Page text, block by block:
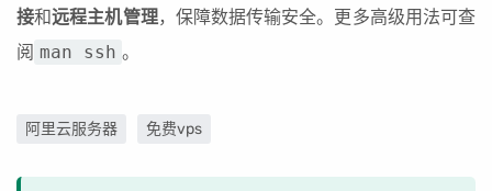
接和远程主机管理，保障数据传输安全。更多高级用法可查
阅 man ssh 。
阿里云服务器 免费vps